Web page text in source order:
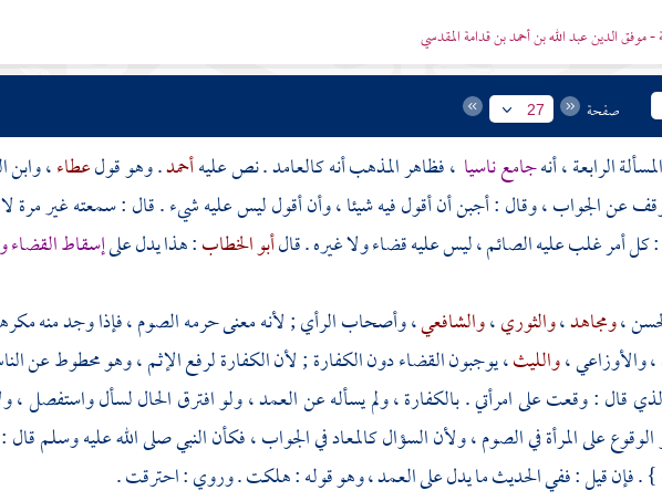
- موفق الدين عبد الله بن أحمد بن قدامة المقدسي
صفحة 27
جامع ناسيا ، فظاهر المذهب أنه كالعامد . نص عليهأحمد. وهو قولعطاء،وابن
عن الجواب ، وقال : أجبن أن أقول فيه شيئا ، وأن أقول ليس عليه شيء . قال : سمعته غير مرة
كل أمر غلب عليه الصائم ، ليس عليه قضاء ولا غيره . قالأبو الخطاب: هذا يدل علىإسقاط القضاء
،ومجاهد،والثوري،والشافعي، وأصحاب الرأي ; لأنه معنى حرمه الصوم ، فإذا وجد منه
،والأوزاعي،والليث، يوجبون القضاء دون الكفارة ; لأن الكفارة لرفع الإثم ، وهو محطوط عن
قال : وقعت على امرأتي . بالكفارة ، ولم يسأله عن العمد ، ولو افترق الحال لسأل واستفصل ،
على المرأة في الصوم ، ولأن السؤال كالمعاد في الجواب ، فكأن النبي صلى الله عليه وسلم
} . فإن قيل : ففي الحديث ما يدل على العمد ، وهو قوله : هلكت . وروي : احترقت .